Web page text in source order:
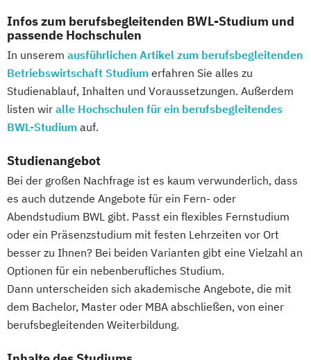
Fachkraft für Inklusions- und
Integrationspädagogik (SGD)
Fachkraft für Medienpädagogik
Fachkraft für Personalberatung und
Personalvermittlung (IHK)
Fachkraft für erneuerbare Energien (SGD)
Fachkurs Social Management
Fachwirt für Marketing (IHK)
Fachwirt/in für Außenwirtschaft (IHK)
Fachwirt/in für Büro- und
Fachwirt/in für Vertrieb im Einzelhandel
(IHK)
Fachwirt/in im Gastgewerbe (IHK)
Fachwirt/in im Gesundheits- und
New Venture Management
Prozesssimulation in der
Verfahrenstechnik
Qualitätsmanagement
Technikfolgen­abschätzung
Technische Betriebswirtschaft
Technische Informatik
Technologiemanagement
Vorkurs Mathematik
Wasserstofftechnologien
Wirtschaftsinformatik
Wirtschaftsingenieurwesen
Wirtschaftsingenieurwesen
Wirtschaftsingenieurwesen Elektrotechnik
Soziologie – Zugänge zur
Gegenwartsgesellschaft
Volkswirtschaft Wirtschaftsinformatik
Wirtschaftspsychologie
Wirtschaftswissenschaft
Wirtschaftswissenschaft Studienrichtung
Wirtschaftswissenschaft Studienrichtung
Finanzwirtschaft und Bewertung
Wirtschaftswissenschaft Studienrichtung
Rechnungslegung
Steuern und Wirtschaftsprüfung
Wirtschaftswissenschaft Studienrichtung
Risikomanagement
Wirtschaftswissenschaft Studienrichtung
Unternehmenssteuerung
Wirtschaftswissenschaft für Ingenieur/-
innen und Naturwissenschaftler/innen
Infos zum berufsbegleitenden BWL-Studium und
passende Hochschulen
In unserem ausführlichen Artikel zum berufsbegleitenden
Betriebswirtschaft Studium erfahren Sie alles zu
Studienablauf, Inhalten und Voraussetzungen. Außerdem
listen wir alle Hochschulen für ein berufsbegleitendes
BWL-Studium auf.
Studienangebot
Bei der großen Nachfrage ist es kaum verwunderlich, dass
es auch dutzende Angebote für ein Fern- oder
Abendstudium BWL gibt. Passt ein flexibles Fernstudium
oder ein Präsenzstudium mit festen Lehrzeiten vor Ort
besser zu Ihnen? Bei beiden Varianten gibt eine Vielzahl an
Optionen für ein nebenberufliches Studium.
Dann unterscheiden sich akademische Angebote, die mit
dem Bachelor, Master oder MBA abschließen, von einer
berufsbegleitenden Weiterbildung.